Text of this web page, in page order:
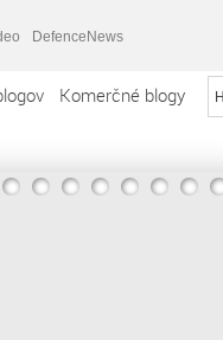
DefenceNews
Komerčné blogy